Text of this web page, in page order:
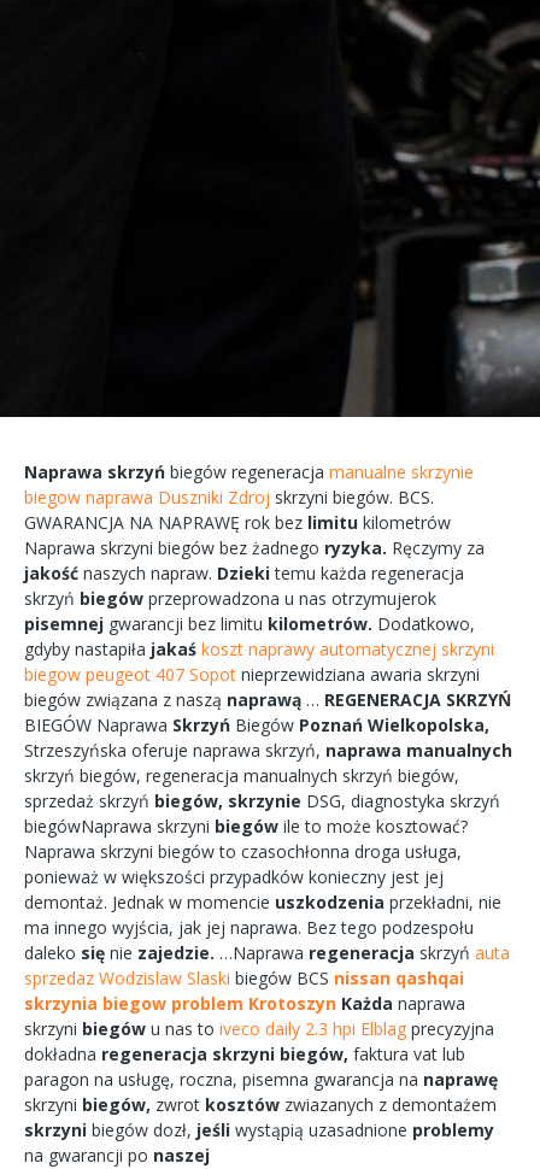
Naprawa skrzyń biegów regeneracja manualne skrzynie
biegow naprawa Duszniki Zdroj skrzyni biegów. BCS.
GWARANCJA NA NAPRAWĘ rok bez limitu kilometrów
Naprawa skrzyni biegów bez żadnego ryzyka. Ręczymy za
jakość naszych napraw. Dziekitemu każda regeneracja
skrzyń biegów przeprowadzona u nas otrzymujerok
pisemnej gwarancji bez limitu kilometrów. Dodatkowo,
gdyby nastapiła jakaś koszt naprawy automatycznej skrzyni
biegow peugeot 407 Sopot nieprzewidziana awaria skrzyni
biegów związana z naszą naprawą … REGENERACJA SKRZYŃ
BIEGÓW Naprawa Skrzyń Biegów Poznań Wielkopolska,
Strzeszyńska oferuje naprawa skrzyń, naprawa manualnych
skrzyń biegów, regeneracja manualnych skrzyń biegów,
sprzedaż skrzyń biegów, skrzynie DSG, diagnostyka skrzyń
biegówNaprawa skrzyni biegów ile to może kosztować?
Naprawa skrzyni biegówto czasochłonna droga usługa,
ponieważ w większości przypadków konieczny jest jej
demontaż. Jednak w momencie uszkodzenia przekładni, nie
ma innego wyjścia, jak jej naprawa. Bez tego podzespołu
daleko się nie zajedzie. …Naprawa regeneracja skrzyń auta
sprzedaz Wodzislaw Slaski biegów BCS nissan qashqai
skrzynia biegow problem Krotoszyn Każda naprawa
skrzyni biegów u nas to iveco daily 2.3 hpi Elblag precyzyjna
dokładna regeneracja skrzyni biegów, faktura vat lub
paragon na usługę, roczna, pisemna gwarancja na naprawę
skrzyni biegów, zwrot kosztów zwiazanych z demontażem
skrzyni biegów dozł, jeśli wystąpią uzasadnione problemy
na gwarancji po naszej